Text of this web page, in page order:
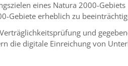
eines Natura 2000-Gebiets
Gebiete erheblich zu
und
die digitale Einreichung von